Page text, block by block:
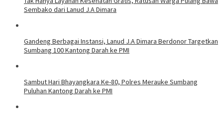
Sembako dari Lanud J.A Dimara
Gandeng Berbagai Instansi, Lanud J.A Dimara Berdonor Targetkan
Sumbang 100 Kantong Darah ke PMI
Sambut Hari Bhayangkara Ke-80, Polres Merauke Sumbang
Puluhan Kantong Darah ke PMI